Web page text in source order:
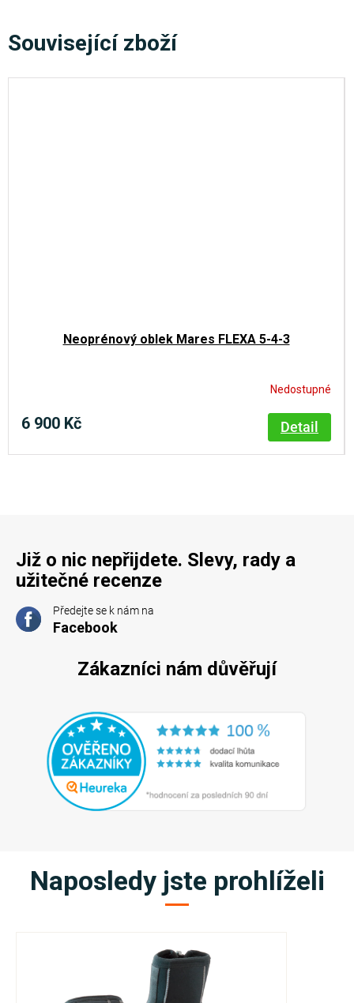
Související zboží
Neoprénový oblek Mares FLEXA 5-4-3
Nedostupné
6 900 Kč Detail
Již o nic nepřijdete. Slevy, rady a
užitečné recenze
Předejte se k nám na
Facebook
Zákazníci nám důvěřují
Naposledy jste prohlíželi